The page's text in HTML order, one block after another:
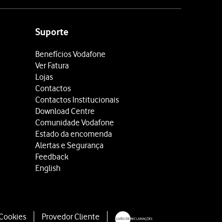
Suporte
Benefícios Vodafone
Ver Fatura
Lojas
Contactos
Contactos Institucionais
Download Centre
Comunidade Vodafone
Estado da encomenda
Alertas e Segurança
Feedback
English
Provedor Cliente